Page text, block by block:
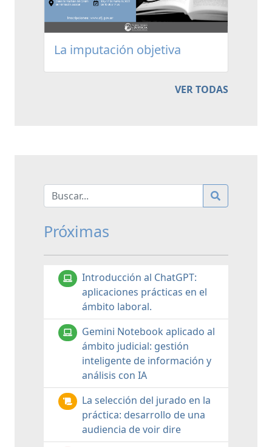
La imputación objetiva
VER TODAS
Próximas
Introducción al ChatGPT:
aplicaciones prácticas en el
ámbito laboral.
Gemini Notebook aplicado al
ámbito judicial: gestión
inteligente de información y
análisis con IA
La selección del jurado en la
práctica: desarrollo de una
audiencia de voir dire